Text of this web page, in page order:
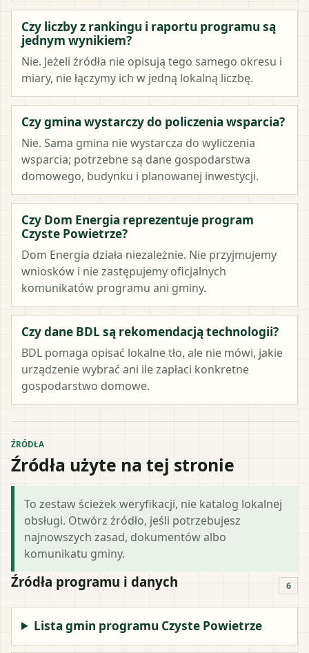
Czy liczby z rankingu i raportu programu są
jednym wynikiem?
Nie. Jeżeli źródła nie opisują tego samego okresu i
miary, nie łączymy ich w jedną lokalną liczbę.
Czy gmina wystarczy do policzenia wsparcia?
Nie. Sama gmina nie wystarcza do wyliczenia
wsparcia; potrzebne są dane gospodarstwa
domowego, budynku i planowanej inwestycji.
Czy Dom Energia reprezentuje program
Czyste Powietrze?
Dom Energia działa niezależnie. Nie przyjmujemy
wniosków i nie zastępujemy oficjalnych
komunikatów programu ani gminy.
Czy dane BDL są rekomendacją technologii?
BDL pomaga opisać lokalne tło, ale nie mówi, jakie
urządzenie wybrać ani ile zapłaci konkretne
gospodarstwo domowe.
ŹRÓDŁA
Źródła użyte na tej stronie
To zestaw ścieżek weryfikacji, nie katalog lokalnej
obsługi. Otwórz źródło, jeśli potrzebujesz
najnowszych zasad, dokumentów albo
komunikatu gminy.
Źródła programu i danych 6
Lista gmin programu Czyste Powietrze